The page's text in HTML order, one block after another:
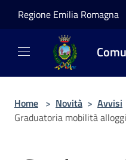
Regione Emilia Romagna
Home > Novità > Avvisi
Graduatoria mobilità